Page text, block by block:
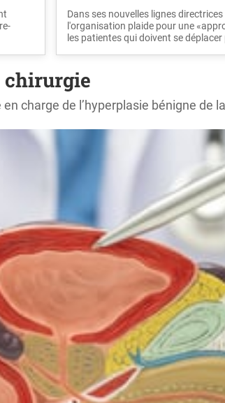
Dans ses nouvelles lignes
l'organisation plaide pour une
les patientes qui doivent se
chirurgie
charge de l’hyperplasie bénigne de